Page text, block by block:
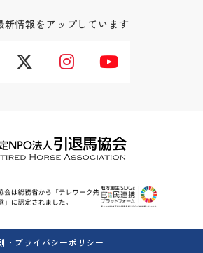
新情報をアップしています
・プライバシーポリシー